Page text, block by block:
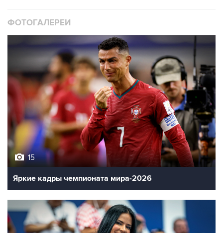
ФОТОГАЛЕРЕИ
15
Яркие кадры чемпионата мира-2026